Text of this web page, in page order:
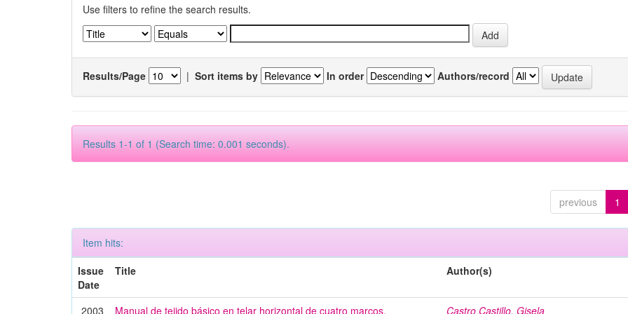
Use filters to refine the search results.
Results/Page | Sort items by In order Authors/record
Results 1-1 of 1 (Search time: 0.001 seconds).
previous 1
Item hits:
Issue
Date
Title Author(s)
2003 Manual de tejido básico en telar horizontal de cuatro marcos. Castro Castillo, Gisela